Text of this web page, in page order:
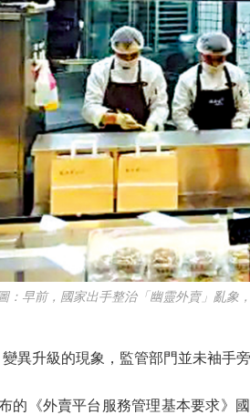
早前，國家出手整治「幽靈外賣」亂象，
升級的現象，監管部門並未袖手旁
《外賣平台服務管理基本要求》